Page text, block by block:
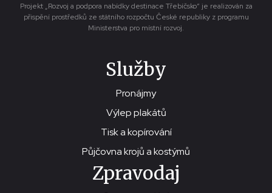
Projekt „Rozvoj a podpora nabídky destinace Třebíčsko“ je realizován za
přispění prostředků ze státního rozpočtu České republiky z programu
Ministerstva pro místní rozvoj.
Služby
Pronájmy
Výlep plakátů
Tisk a kopírování
Půjčovna krojů a kostýmů
Zpravodaj